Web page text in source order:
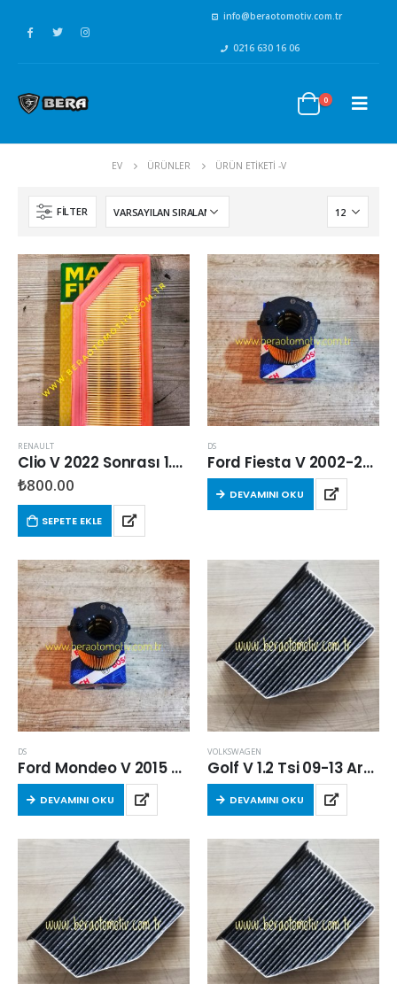
info@beraotomotiv.com.tr
0216 630 16 06
0
EV ÜRÜNLER ÜRÜN ETIKETI -V
FILTER
RENAULT
Clio V 2022 Sonrası 1.6 E-Tech Hava Filtresi
₺800.00
SEPETE EKLE
DS
Ford Fiesta V 2002-2012 Arası 1.4 Dizel Yağ Filtresi
DEVAMINI OKU
DS
Ford Mondeo V 2015 Sonrası 1.5 Yağ Filtresi
DEVAMINI OKU
VOLKSWAGEN
Golf V 1.2 Tsi 09-13 Arası Karbonlu Polen Filtresi (CBZ)
DEVAMINI OKU